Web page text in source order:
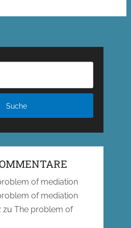
of mediation
of mediation
zu The problem of